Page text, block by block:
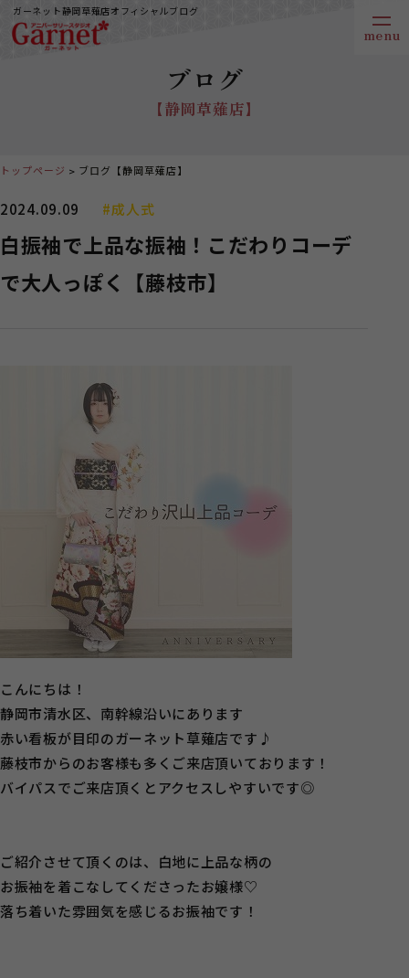
ガーネット静岡草薙店オフィシャルブログ
ブログ
【静岡草薙店】
2024.09.09 #成人式
白振袖で上品な振袖！こだわりコーデ
で大人っぽく【藤枝市】
こんにちは！
静岡市清水区、南幹線沿いにあります
赤い看板が目印のガーネット草薙店です♪
藤枝市からのお客様も多くご来店頂いております！
バイパスでご来店頂くとアクセスしやすいです◎
ご紹介させて頂くのは、白地に上品な柄の
お振袖を着こなしてくださったお嬢様♡
落ち着いた雰囲気を感じるお振袖です！
トップページ ブログ【静岡草薙店】